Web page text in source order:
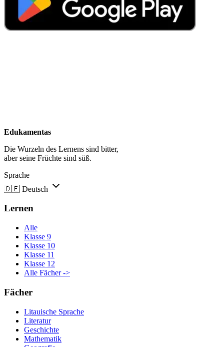
Edukamentas
Die Wurzeln des Lernens sind bitter,
aber seine Früchte sind süß.
Sprache
🇩🇪 Deutsch
Lernen
Alle
Klasse 9
Klasse 10
Klasse 11
Klasse 12
Alle Fächer ->
Fächer
Litauische Sprache
Literatur
Geschichte
Mathematik